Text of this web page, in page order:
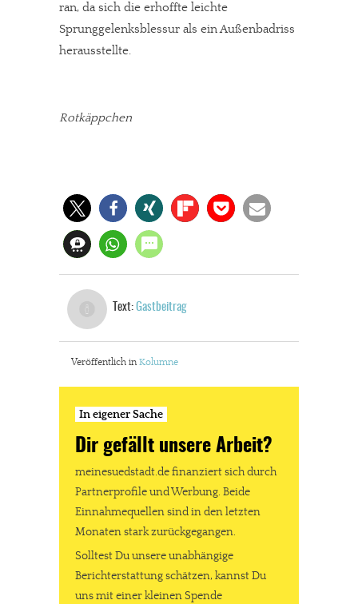
Dir gefällt unsere Arbeit?
meinesuedstadt.de finanziert sich durch Partnerprofile und
Werbung. Beide Einnahmequellen sind in den letzten Monaten
ran, da sich die erhoffte leichte
Sprunggelenksblessur als ein Außenbadriss
herausstellte.
Rotkäppchen
Text: Gastbeitrag
Veröffentlich in Kolumne
In eigener Sache
Dir gefällt unsere Arbeit?
meinesuedstadt.de finanziert sich durch
Partnerprofile und Werbung. Beide
Einnahmequellen sind in den letzten
Monaten stark zurückgegangen.
Solltest Du unsere unabhängige
Berichterstattung schätzen, kannst Du
uns mit einer kleinen Spende